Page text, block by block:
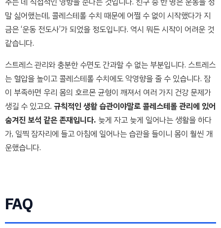
말 싫어했는데, 콜레스테롤 수치 때문에 어쩔 수 없이 시작했다가 지
금은 ‘운동 전도사’가 되었을 정도입니다. 역시 뭐든 시작이 어려운 것
같습니다.
스트레스 관리와 충분한 수면도 간과할 수 없는 부분입니다. 스트레스
는 혈압을 높이고 콜레스테롤 수치에도 악영향을 줄 수 있습니다. 잠
이 부족하면 우리 몸의 호르몬 균형이 깨져서 여러 가지 건강 문제가
생길 수 있고요. 규칙적인 생활 습관이야말로 콜레스테롤 관리에 있어
숨겨진 보석 같은 존재입니다. 늦게 자고 늦게 일어나는 생활을 하다
가, 일찍 잠자리에 들고 아침에 일어나는 습관을 들이니 몸이 훨씬 개
운했습니다.
FAQ